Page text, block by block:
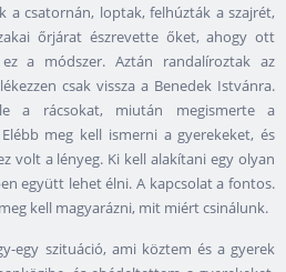
a csatornán, loptak, felhúzták a szajrét,
őrjárat észrevette őket, ahogy ott
a módszer. Aztán randalíroztak az
csak vissza a Benedek Istvánra.
a rácsokat, miután megismerte a
meg kell ismerni a gyerekeket, és
volt a lényeg. Ki kell alakítani egy olyan
együtt lehet élni. A kapcsolat a fontos.
kell magyarázni, mit miért csinálunk.
egy szituáció, ami köztem és a gyerek